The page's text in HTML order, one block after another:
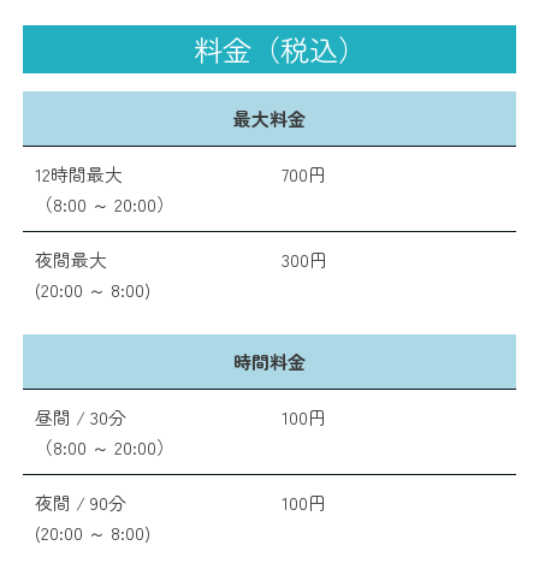
料金（税込）
最大料金
12時間最大
（8:00 ～ 20:00）
700円
夜間最大
(20:00 ～ 8:00)
300円
時間料金
昼間 / 30分
（8:00 ～ 20:00）
100円
夜間 / 90分
(20:00 ～ 8:00)
100円